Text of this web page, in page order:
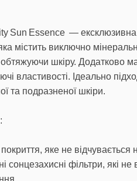
Sun Essence — ексклюзивна
містить виключно
шкіру. Додатково
властивості. Ідеально
та подразненої шкіри.
яке не відчувається
сонцезахисні фільтри, які не